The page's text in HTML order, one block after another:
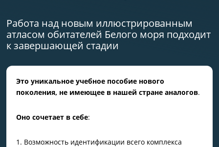
Работа над новым иллюстрированным
атласом обитателей Белого моря подходит
к завершающей стадии
Это уникальное учебное пособие нового
поколения, не имеющее в нашей стране аналогов.
Оно сочетает в себе:
1. Возможность идентификации всего комплекса